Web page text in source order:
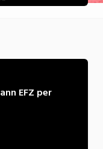
EFZ per